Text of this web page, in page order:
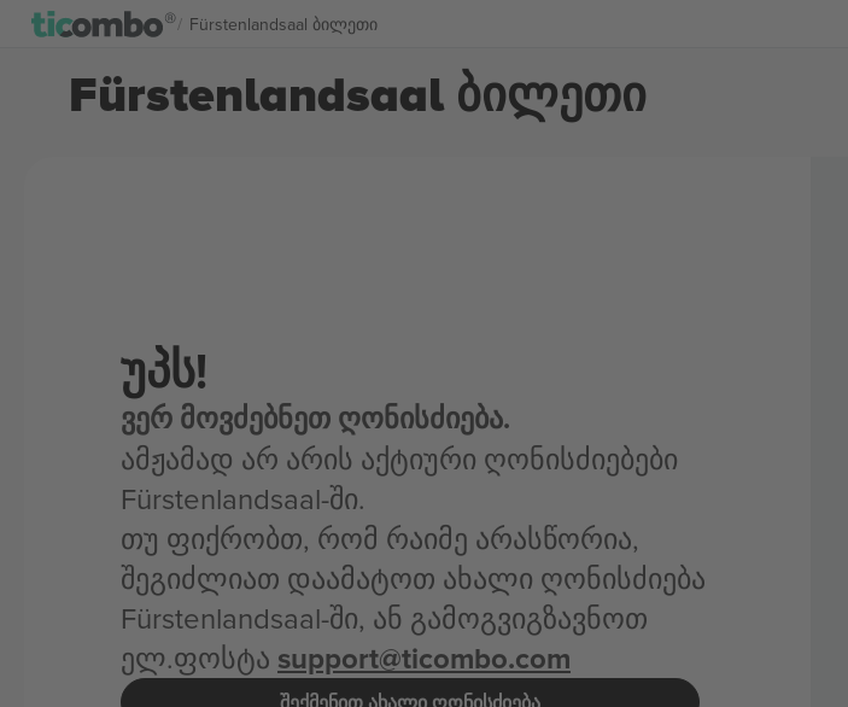
Fürstenlandsaal ბილეთი
Fürstenlandsaal ბილეთი
უპს!
ვერ მოვძებნეთ ღონისძიება.
ამჟამად არ არის აქტიური ღონისძიებები
Fürstenlandsaal-ში.
თუ ფიქრობთ, რომ რაიმე არასწორია,
შეგიძლიათ დაამატოთ ახალი ღონისძიება
Fürstenlandsaal-ში, ან გამოგვიგზავნოთ
ელ.ფოსტა support@ticombo.com